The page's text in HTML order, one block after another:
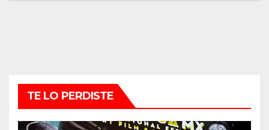
TE LO PERDISTE